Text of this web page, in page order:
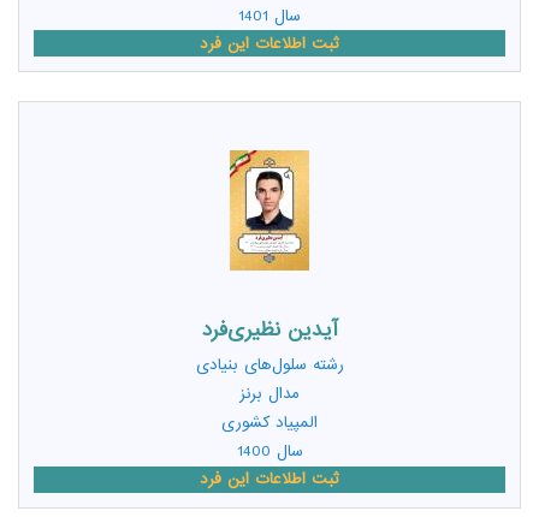
سال 1401
ثبت اطلاعات این فرد
آیدین نظیری‌فرد
رشته سلول‌های بنیادی
مدال برنز
المپیاد کشوری
سال 1400
ثبت اطلاعات این فرد